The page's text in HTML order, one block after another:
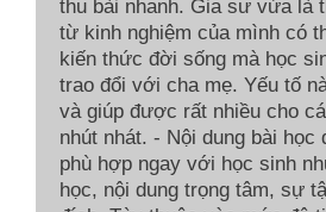
thu bài nhanh. Gia sư vừa là
từ kinh nghiệm của mình có
kiến thức đời sống mà học
trao đổi với cha mẹ. Yếu tố
và giúp được rất nhiều cho
nhút nhát. - Nội dung bài học
phù hợp ngay với học sinh
học, nội dung trọng tâm, sự